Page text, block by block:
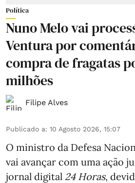
Política
Nuno Melo vai
Ventura por
compra de fragatas
milhões
Filipe Alves
Publicado a: 10 Agosto 2026, 15:07
O ministro da Defesa
vai avançar com uma ação
jornal digital 24 Horas,